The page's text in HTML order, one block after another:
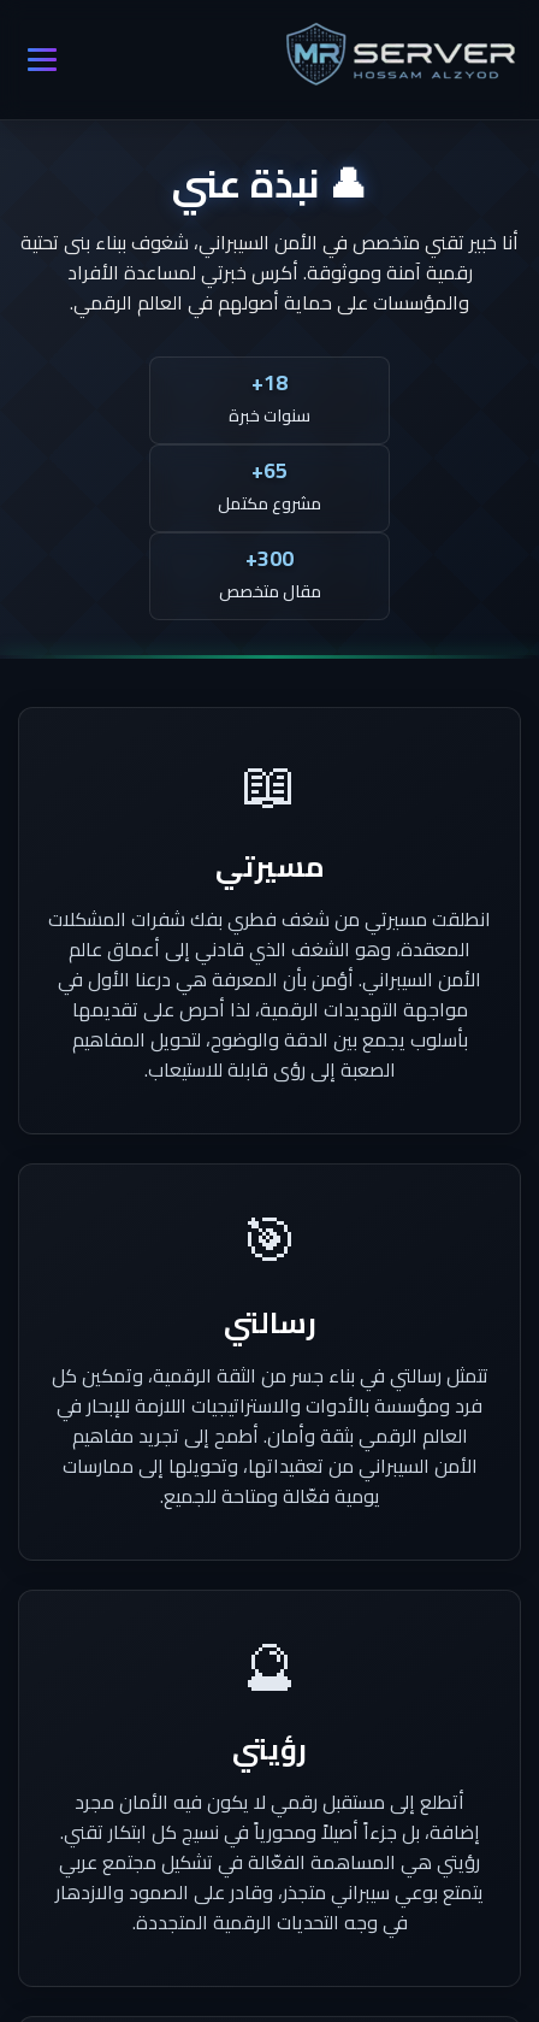
👤 نبذة عني
أنا خبير تقني متخصص في الأمن السيبراني، شغوف ببناء بنى تحتية
رقمية آمنة وموثوقة. أكرس خبرتي لمساعدة الأفراد
والمؤسسات على حماية أصولهم في العالم الرقمي.
18+
سنوات خبرة
65+
مشروع مكتمل
300+
مقال متخصص
📖
مسيرتي
انطلقت مسيرتي من شغف فطري بفك شفرات المشكلات
المعقدة، وهو الشغف الذي قادني إلى أعماق عالم
الأمن السيبراني. أؤمن بأن المعرفة هي درعنا الأول في
مواجهة التهديدات الرقمية، لذا أحرص على تقديمها
بأسلوب يجمع بين الدقة والوضوح، لتحويل المفاهيم
الصعبة إلى رؤى قابلة للاستيعاب.
🎯
رسالتي
تتمثل رسالتي في بناء جسر من الثقة الرقمية، وتمكين كل
فرد ومؤسسة بالأدوات والاستراتيجيات اللازمة للإبحار في
العالم الرقمي بثقة وأمان. أطمح إلى تجريد مفاهيم
الأمن السيبراني من تعقيداتها، وتحويلها إلى ممارسات
يومية فعّالة ومتاحة للجميع.
🔮
رؤيتي
أتطلع إلى مستقبل رقمي لا يكون فيه الأمان مجرد
إضافة، بل جزءاً أصيلاً ومحورياً في نسيج كل ابتكار تقني.
رؤيتي هي المساهمة الفعّالة في تشكيل مجتمع عربي
يتمتع بوعي سيبراني متجذر، وقادر على الصمود والازدهار
في وجه التحديات الرقمية المتجددة.